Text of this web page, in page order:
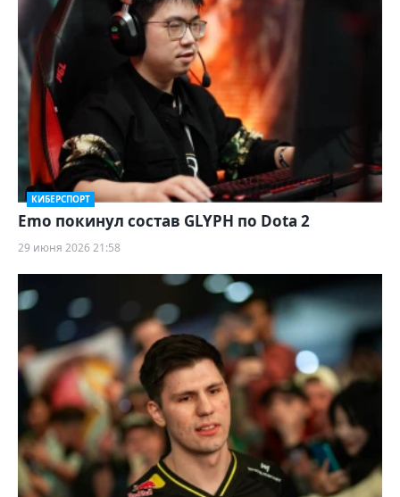
КИБЕРСПОРТ
Emo покинул состав GLYPH по Dota 2
29 июня 2026 21:58